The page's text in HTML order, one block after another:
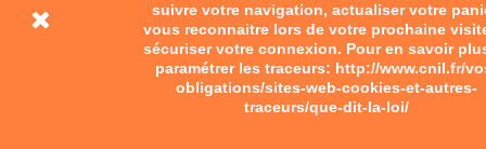
suivre votre navigation, actualiser votre
vous reconnaitre lors de votre prochaine
sécuriser votre connexion. Pour en savoir
paramétrer les traceurs: http://www.cnil.fr/
obligations/sites-web-cookies-et-autres-
traceurs/que-dit-la-loi/